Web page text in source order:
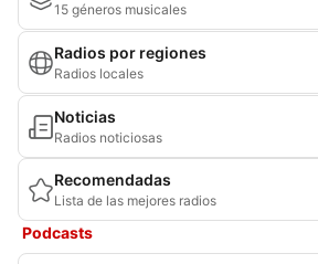
15 géneros musicales
Radios por regiones
Radios locales
Noticias
Radios noticiosas
Recomendadas
Lista de las mejores radios
Podcasts